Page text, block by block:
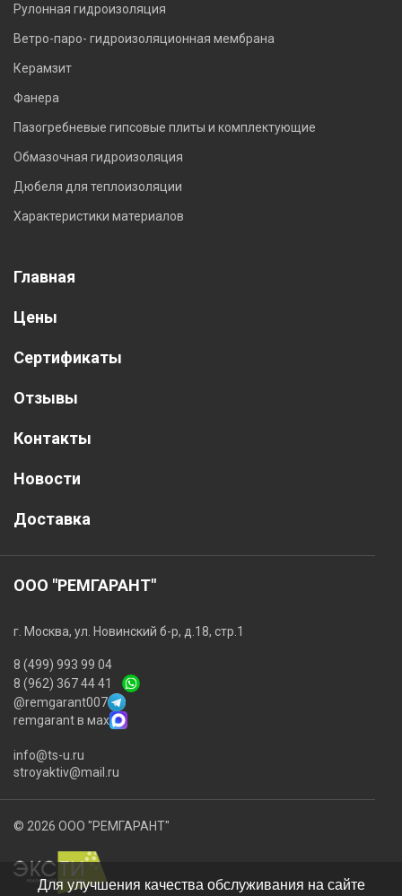
Рулонная гидроизоляция
Ветро-паро- гидроизоляционная мембрана
Керамзит
Фанера
Пазогребневые гипсовые плиты и комплектующие
Обмазочная гидроизоляция
Дюбеля для теплоизоляции
Характеристики материалов
Главная
Цены
Сертификаты
Отзывы
Контакты
Новости
Доставка
ООО "РЕМГАРАНТ"
г. Москва, ул. Новинский б-р, д.18, стр.1
8 (499) 993 99 04
8 (962) 367 44 41
@remgarant007
remgarant в мах
info@ts-u.ru
stroyaktiv@mail.ru
© 2026 ООО "РЕМГАРАНТ"
Для улучшения качества обслуживания на сайте